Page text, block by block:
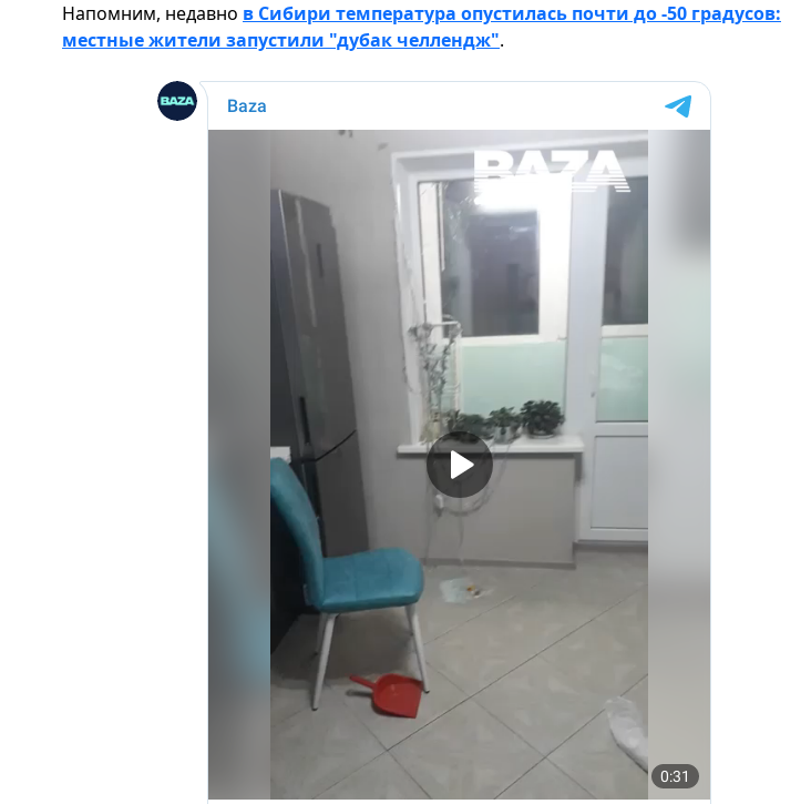
Напомним, недавно в Сибири температура опустилась почти до -50 градусов:
местные жители запустили "дубак челлендж".